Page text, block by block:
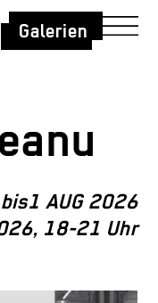
Galerien
AUG 2026
18-21 Uhr